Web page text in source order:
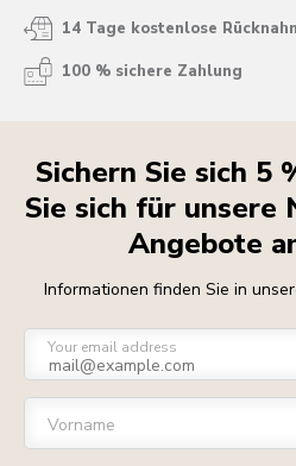
14 Tage kostenlose
100 % sichere Zahlung
Sichern Sie sich 5
Sie sich für unsere
Angebote
Informationen finden Sie in
Your email address
Vorname